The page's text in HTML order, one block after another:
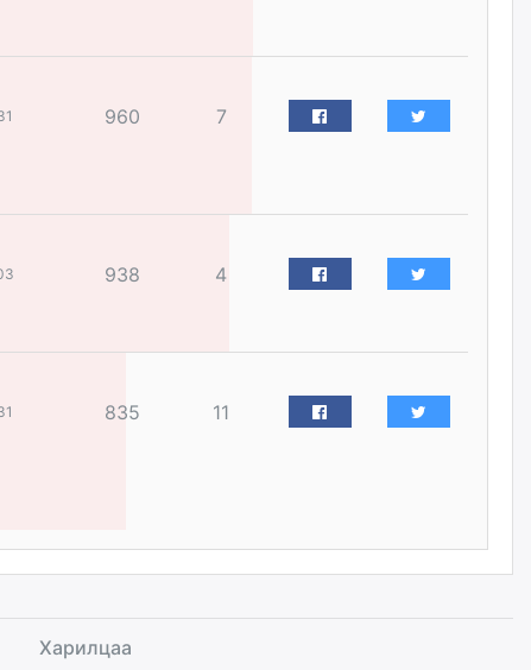
бэлгийн хүчирхийлэл үйлдвэл
зохицуулалттай
банкны салбараас үнэ
төлбөргүй авах боломжтой
манаачтайгаа бүлэглэн
960 7
938 4
835 11
Харилцаа